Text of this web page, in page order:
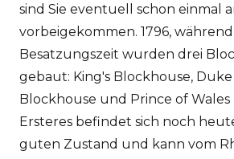
sind Sie eventuell schon einmal
vorbeigekommen. 1796,
Besatzungszeit wurden drei
gebaut: King's Blockhouse, Duke
Blockhouse und Prince of Wales
Ersteres befindet sich noch
guten Zustand und kann vom